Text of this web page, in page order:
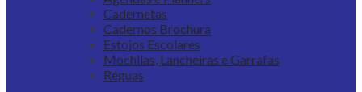
Cadernetas
Cadernos Brochura
Estojos Escolares
Mochilas, Lancheiras e Garrafas
Réguas